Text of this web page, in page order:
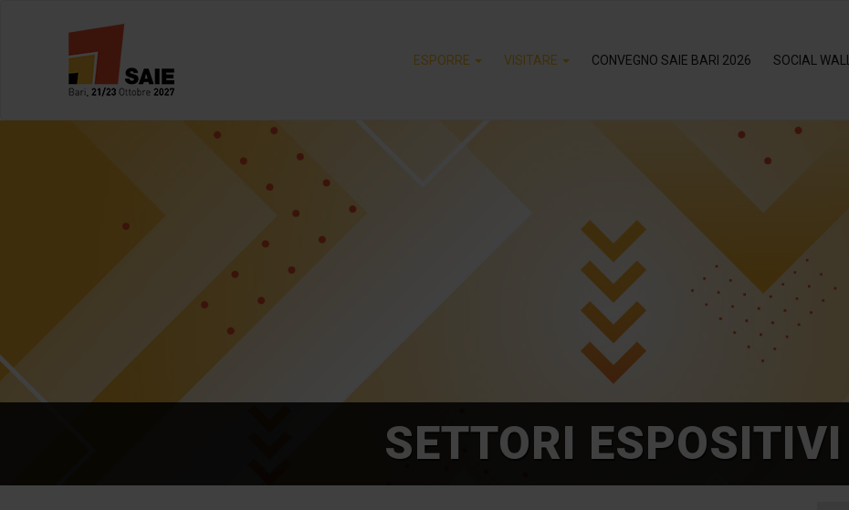
ESPORRE VISITARE CONVEGNO SAIE BARI 2026 SOCIAL WALL
SETTORI ESPOSITIVI